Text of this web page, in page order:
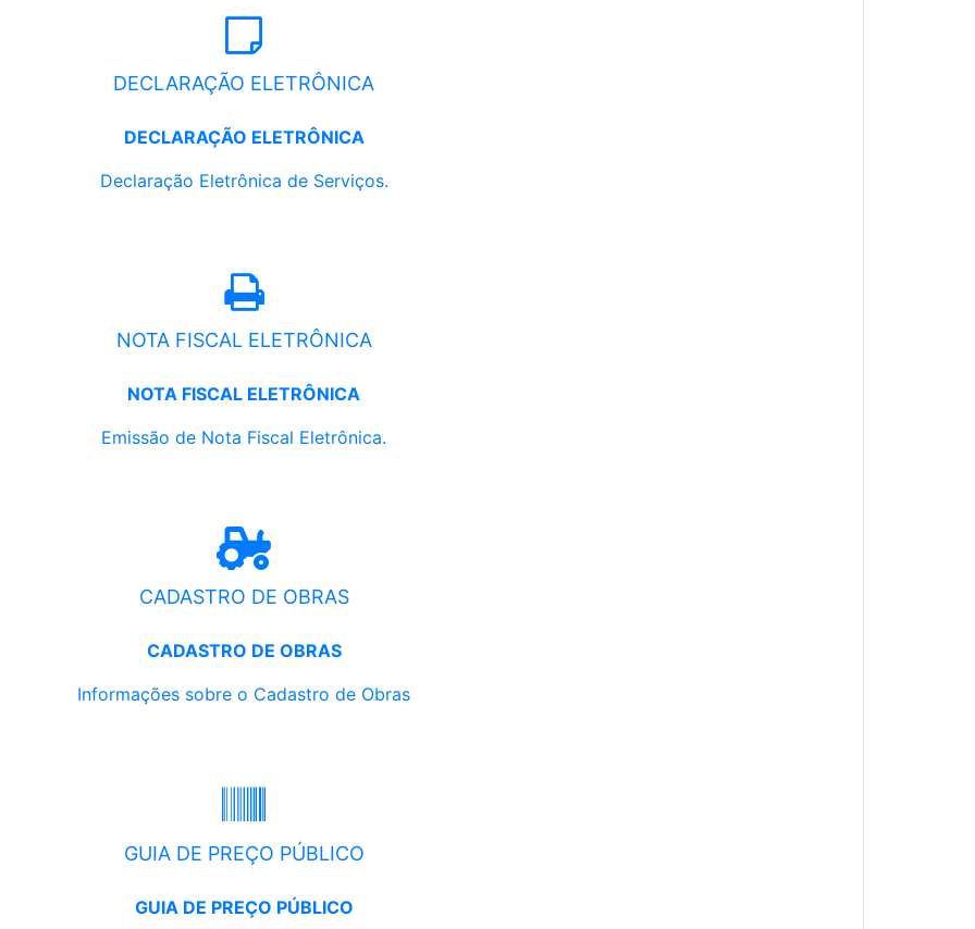
DECLARAÇÃO ELETRÔNICA
DECLARAÇÃO ELETRÔNICA
Declaração Eletrônica de Serviços.
NOTA FISCAL ELETRÔNICA
NOTA FISCAL ELETRÔNICA
Emissão de Nota Fiscal Eletrônica.
CADASTRO DE OBRAS
CADASTRO DE OBRAS
Informações sobre o Cadastro de Obras
GUIA DE PREÇO PÚBLICO
GUIA DE PREÇO PÚBLICO